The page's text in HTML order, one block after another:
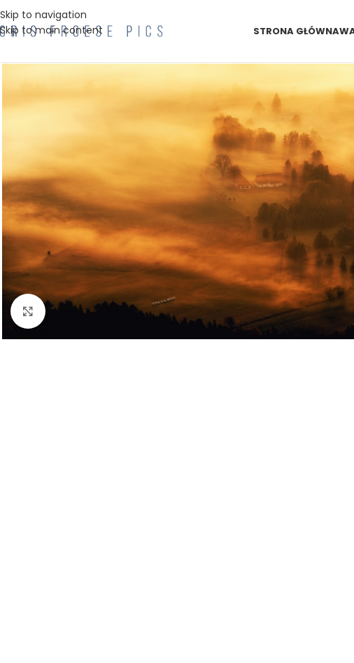
Skip to navigation
Skip to main content
STRONA GŁÓWNA
Kliknij aby powiększyć